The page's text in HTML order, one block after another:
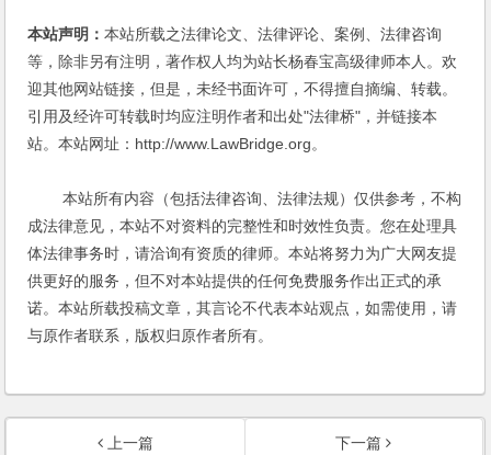
本站声明：本站所载之法律论文、法律评论、案例、法律咨询
等，除非另有注明，著作权人均为站长杨春宝高级律师本人。欢
迎其他网站链接，但是，未经书面许可，不得擅自摘编、转载。
引用及经许可转载时均应注明作者和出处"法律桥"，并链接本
站。本站网址：http://www.LawBridge.org。
本站所有内容（包括法律咨询、法律法规）仅供参考，不构
成法律意见，本站不对资料的完整性和时效性负责。您在处理具
体法律事务时，请洽询有资质的律师。本站将努力为广大网友提
供更好的服务，但不对本站提供的任何免费服务作出正式的承
诺。本站所载投稿文章，其言论不代表本站观点，如需使用，请
与原作者联系，版权归原作者所有。
上一篇
下一篇